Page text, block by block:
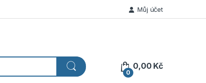
Můj účet
0
0,00 Kč